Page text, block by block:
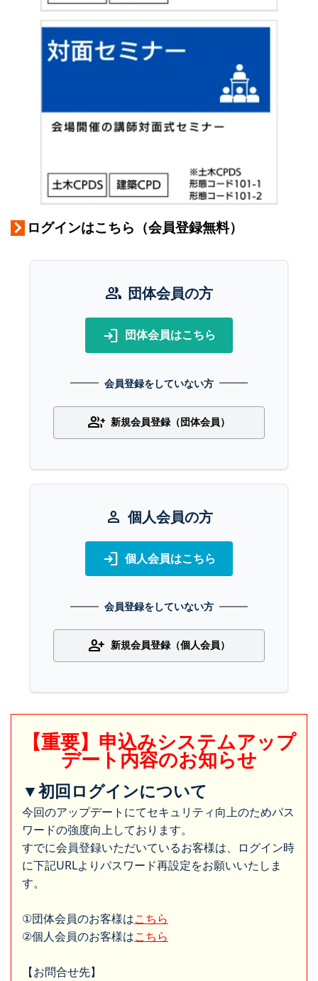
ログインはこちら（会員登録無料）
group 団体会員の方
login 団体会員はこちら
会員登録をしていない方
group_add 新規会員登録（団体会員）
person 個人会員の方
login 個人会員はこちら
会員登録をしていない方
person_add 新規会員登録（個人会員）
【重要】申込みシステムアップ
デート内容のお知らせ
▼初回ログインについて
今回のアップデートにてセキュリティ向上のためパス
ワードの強度向上しております。
すでに会員登録いただいているお客様は、ログイン時
に下記URLよりパスワード再設定をお願いいたしま
す。
①団体会員のお客様はこちら
②個人会員のお客様はこちら
【お問合せ先】